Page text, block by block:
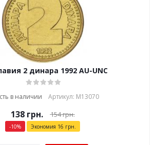
2 динара 1992 AU-UNC
в наличии Артикул: М13070
138грн. 154грн.
-10% Экономия 16 грн.